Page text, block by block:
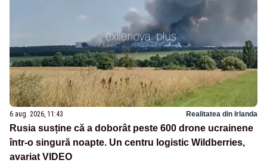
6 aug. 2026, 11:43 Realitatea din Irlanda
Rusia susține că a doborât peste 600 drone ucrainene
într-o singură noapte. Un centru logistic Wildberries,
avariat VIDEO